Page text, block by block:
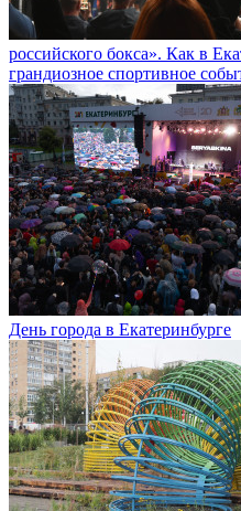
российского бокса». Как в
грандиозное спортивное
День города в Екатеринбурге